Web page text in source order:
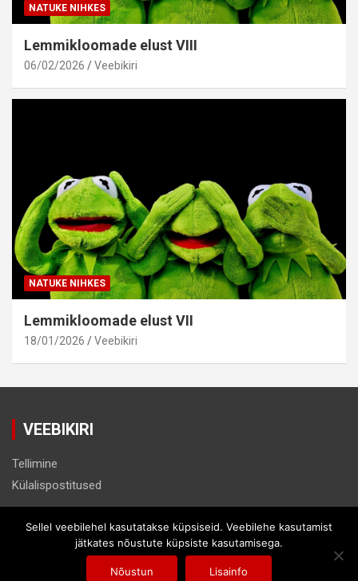
NATUKE NIHKES
Lemmikloomade elust VIII
06/02/2026 Veebikiri
NATUKE NIHKES
Lemmikloomade elust VII
18/01/2026 Veebikiri
VEEBIKIRI
Tellimine
Külalispostitused
Copyright © 2026Veebikiri.ee
Andmekaitsetingimused
Theme Horse Proudly Powered by:
Sellel veebilehel kasutatakse küpsiseid. Veebilehe kasutamist
jätkates nõustute küpsiste kasutamisega.
Nõustun Lisainfo